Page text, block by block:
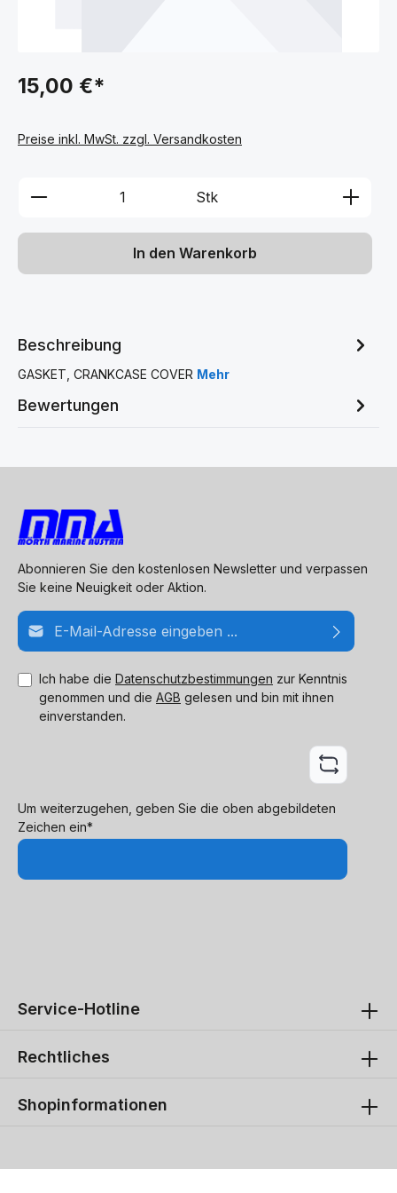
15,00 €*
Preise inkl. MwSt. zzgl. Versandkosten
Produkt Anzahl: Gib den
Stk
In den Warenkorb
Beschreibung
GASKET, CRANKCASE COVER Mehr
Bewertungen
Abonnieren Sie den kostenlosen Newsletter und verpassen
Sie keine Neuigkeit oder Aktion.
E-Mail-Adresse*
Ich habe die Datenschutzbestimmungen zur Kenntnis
genommen und die AGB gelesen und bin mit ihnen
einverstanden.
Um weiterzugehen, geben Sie die oben abgebildeten
Zeichen ein*
Service-Hotline
Rechtliches
Shopinformationen